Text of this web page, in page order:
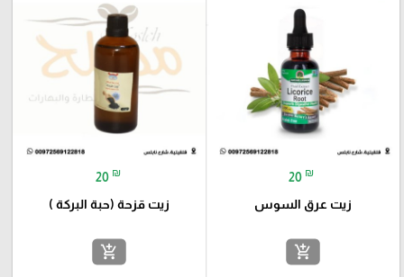
20 ₪
زيت عرق السوس
add_shopping_cart
20 ₪
زيت قزحة (حبة البركة )
add_shopping_cart